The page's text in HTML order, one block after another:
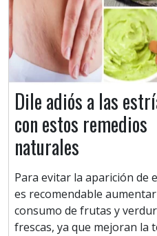
Dile adiós a las
con estos remedios
naturales
Para evitar la aparición de
es recomendable
consumo de frutas y
frescas, ya que mejoran la